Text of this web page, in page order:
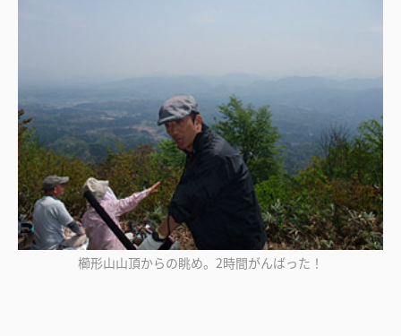
櫛形山山頂からの眺め。2時間がんばった！